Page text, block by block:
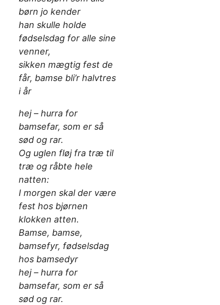
børn jo kender
han skulle holde
fødselsdag for alle sine
venner,
sikken mægtig fest de
får, bamse bli’r halvtres
i år
hej – hurra for
bamsefar, som er så
sød og rar.
Og uglen fløj fra træ til
træ og råbte hele
natten:
I morgen skal der være
fest hos bjørnen
klokken atten.
Bamse, bamse,
bamsefyr, fødselsdag
hos bamsedyr
hej – hurra for
bamsefar, som er så
sød og rar.